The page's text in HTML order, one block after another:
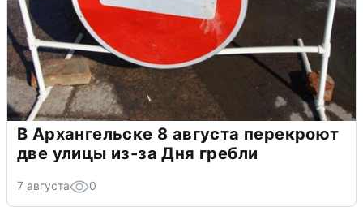
В Архангельске 8 августа перекроют
две улицы из-за Дня гребли
7 августа 0